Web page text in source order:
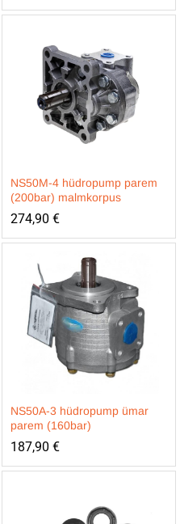
NS50M-4 hüdropump parem
(200bar) malmkorpus
274,90 €
NS50A-3 hüdropump ümar
parem (160bar)
187,90 €